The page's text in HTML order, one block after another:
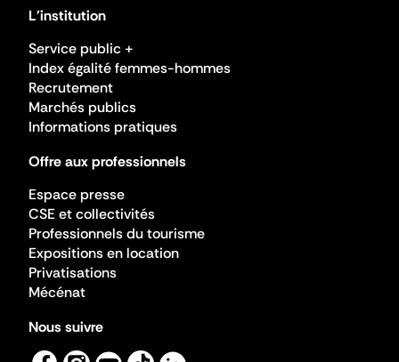
L'institution
Service public +
Index égalité femmes-hommes
Recrutement
Marchés publics
Informations pratiques
Offre aux professionnels
Espace presse
CSE et collectivités
Professionnels du tourisme
Expositions en location
Privatisations
Mécénat
Nous suivre